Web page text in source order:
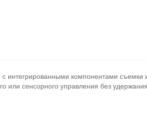
интегрированными компонентами съемки
сенсорного управления без удержания